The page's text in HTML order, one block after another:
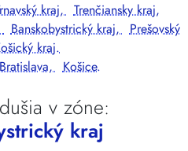
kraj, Trenčiansky kraj,
Banskobystrický kraj, Prešovský
kraj.
Košice.
v zóne:
kraj